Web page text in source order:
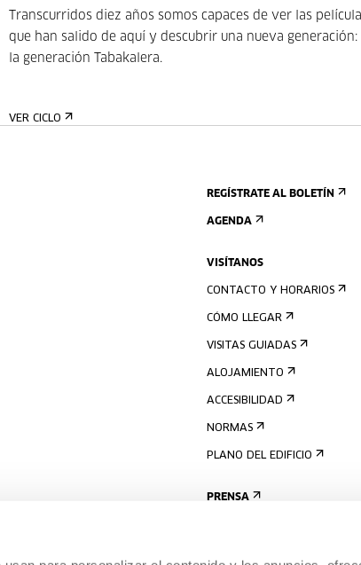
Transcurridos diez años somos capaces de ver las
que han salido de aquí y descubrir una nueva generación:
la generación Tabakalera.
VER CICLO
REGÍSTRATE AL BOLETÍN
AGENDA
VISÍTANOS
CONTACTO Y HORARIOS
CÓMO LLEGAR
VISITAS GUIADAS
ALOJAMIENTO
ACCESIBILIDAD
NORMAS
PLANO DEL EDIFICIO
PRENSA